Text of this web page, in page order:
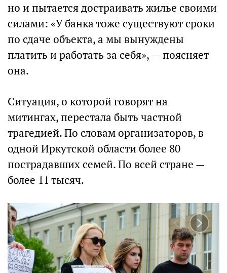
но и пытается достраивать жилье своими
силами: «У банка тоже существуют сроки
по сдаче объекта, а мы вынуждены
платить и работать за себя», — поясняет
она.
Ситуация, о которой говорят на
митингах, перестала быть частной
трагедией. По словам организаторов, в
одной Иркутской области более 80
пострадавших семей. По всей стране —
более 11 тысяч.